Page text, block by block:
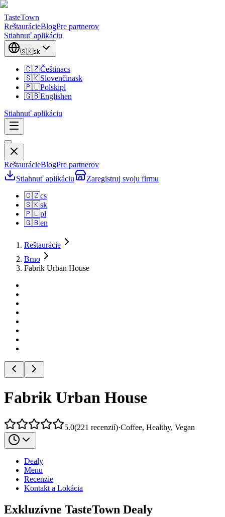
TasteTown
ReštaurácieBlogPre partnerov
Stiahnuť aplikáciu
🇸🇰sk
🇨🇿Češtinacs
🇸🇰Slovenčinask
🇵🇱Polskipl
🇬🇧Englishen
Stiahnuť aplikáciu
ReštaurácieBlogPre partnerov
Stiahnuť aplikáciu
Zaregistruj svoju firmu
🇨🇿cs
🇸🇰sk
🇵🇱pl
🇬🇧en
Reštaurácie
Brno
Fabrik Urban House
Fabrik Urban House
5.0(221 recenzií)·Coffee, Healthy, Vegan
Dealy
Menu
Recenzie
Kontakt a Lokácia
Exkluzívne TasteTown Dealy